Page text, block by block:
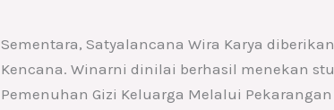
Sementara, Satyalancana Wira Karya
Kencana. Winarni dinilai berhasil menekan
Pemenuhan Gizi Keluarga Melalui Pekarangan